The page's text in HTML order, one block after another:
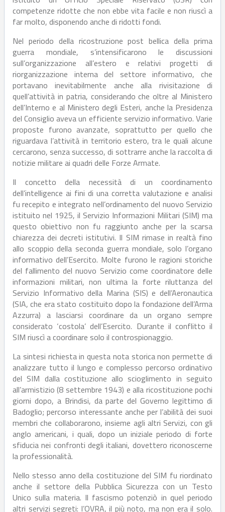
competenze ridotte che non ebbe vita facile e non riuscì a
far molto, disponendo anche di ridotti fondi.
Nel periodo della ricostruzione post bellica della prima
guerra mondiale, s’intensificarono le discussioni
sull’organizzazione all’estero e relativi progetti di
riorganizzazione interna del settore informativo, che
portavano inevitabilmente anche alla rivisitazione di
quell’attività in patria, considerando che oltre al Ministero
dell’Interno e al Ministero degli Esteri, anche la Presidenza
del Consiglio aveva un efficiente servizio informativo. Varie
proposte furono avanzate, soprattutto per quello che
riguardava l’attività in territorio estero, tra le quali alcune
cercarono, senza successo, di sottrarre anche la raccolta di
notizie militare ai quadri delle Forze Armate.
Il concetto della necessità di un coordinamento
dell’intelligence ai fini di una corretta valutazione e analisi
fu recepito e integrato nell’ordinamento del nuovo Servizio
istituito nel 1925, il Servizio Informazioni Militari (SIM) ma
questo obiettivo non fu raggiunto anche per la scarsa
chiarezza dei decreti istitutivi. Il SIM rimase in realtà fino
allo scoppio della seconda guerra mondiale, solo l’organo
informativo dell’Esercito. Molte furono le ragioni storiche
del fallimento del nuovo Servizio come coordinatore delle
informazioni militari, non ultima la forte riluttanza del
Servizio Informativo della Marina (SIS) e dell’Aeronautica
(SIA, che era stato costituito dopo la fondazione dell’Arma
Azzurra) a lasciarsi coordinare da un organo sempre
considerato ‘costola’ dell’Esercito. Durante il conflitto il
SIM riuscì a coordinare solo il controspionaggio.
La sintesi richiesta in questa nota storica non permette di
analizzare tutto il lungo e complesso percorso ordinativo
del SIM dalla costituzione allo scioglimento in seguito
all’armistizio (8 settembre 1943) e alla ricostituzione pochi
giorni dopo, a Brindisi, da parte del Governo legittimo di
Badoglio; percorso interessante anche per l’abilità dei suoi
membri che collaborarono, insieme agli altri Servizi, con gli
anglo americani, i quali, dopo un iniziale periodo di forte
sfiducia nei confronti degli italiani, dovettero riconoscerne
la professionalità.
Nello stesso anno della costituzione del SIM fu riordinato
anche il settore della Pubblica Sicurezza con un Testo
Unico sulla materia. Il fascismo potenziò in quel periodo
altri servizi segreti: l’OVRA, il più noto, ma non era il solo.